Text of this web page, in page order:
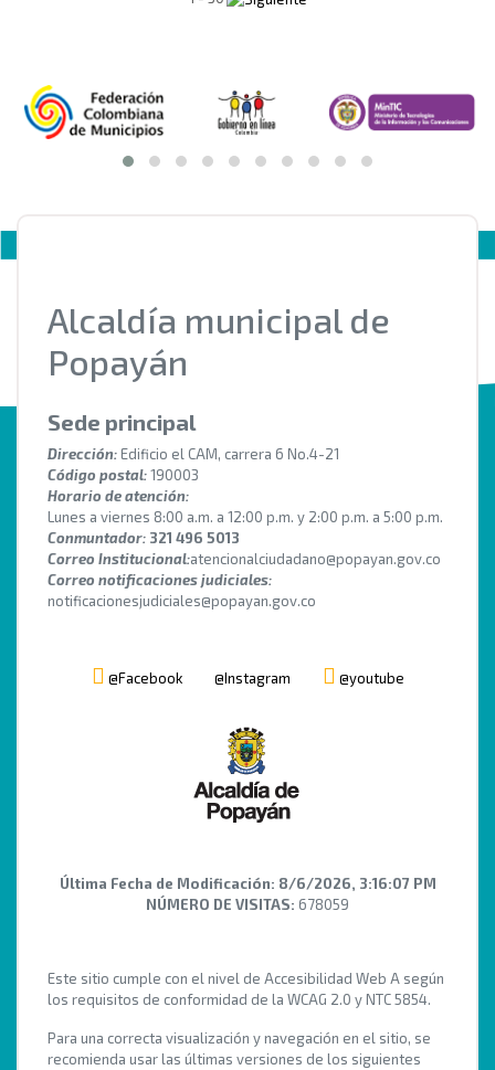
Alcaldía municipal de
Popayán
Sede principal
Dirección: Edificio el CAM, carrera 6 No.4-21
Código postal:190003
Horario de atención:
Lunes a viernes 8:00 a.m. a 12:00 p.m. y 2:00 p.m. a 5:00 p.m.
Conmuntador: 321 496 5013
Correo Institucional:atencionalciudadano@popayan.gov.co
Correo notificaciones judiciales:
notificacionesjudiciales@popayan.gov.co
@Facebook @Instagram @youtube
Última Fecha de Modificación: 8/6/2026, 3:16:07 PM
NÚMERO DE VISITAS: 678059
Este sitio cumple con el nivel de Accesibilidad Web A según
los requisitos de conformidad de la WCAG 2.0 y NTC 5854.
Para una correcta visualización y navegación en el sitio, se
recomienda usar las últimas versiones de los siguientes